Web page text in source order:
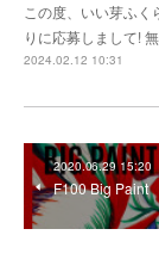
この度、いい芽ふ
りに応募しまして!
2024.02.12 10:31
2020.06.29 15:20
F100 Big Paint